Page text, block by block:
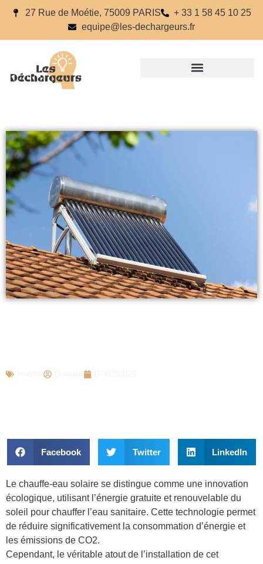
27 Rue de Moétie, 75009 PARIS
+ 33 1 58 45 10 25
equipe@les-dechargeurs.fr
Facebook Twitter LinkedIn
Le chauffe-eau solaire se distingue comme une innovation
écologique, utilisant l’énergie gratuite et renouvelable du
soleil pour chauffer l’eau sanitaire. Cette technologie permet
de réduire significativement la consommation d’énergie et
les émissions de CO2.
Cependant, le véritable atout de l’installation de cet